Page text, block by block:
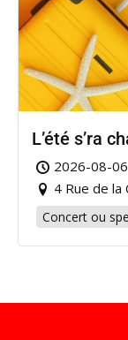
L’été s’ra
2026-08-06
4 Rue de la
Concert ou